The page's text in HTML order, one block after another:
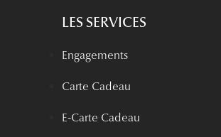
LES SERVICES
Engagements
Carte Cadeau
E-Carte Cadeau